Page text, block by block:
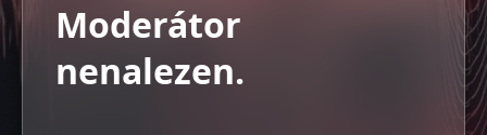
Moderátor
nenalezen.